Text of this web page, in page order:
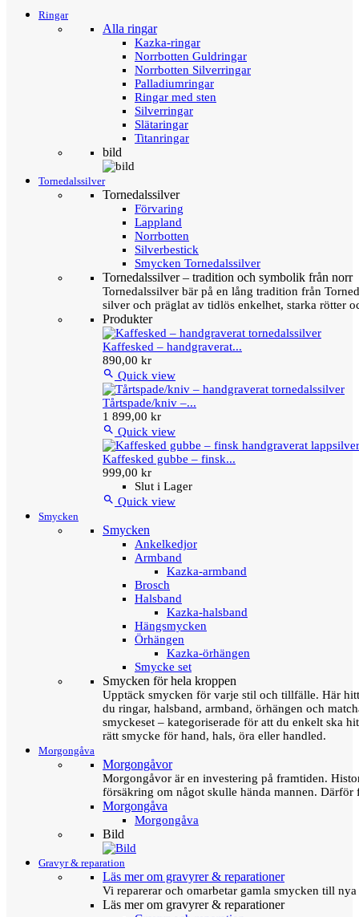
Ringar
Alla ringar
Kazka-ringar
Norrbotten Guldringar
Norrbotten Silverringar
Palladiumringar
Ringar med sten
Silverringar
Slätaringar
Titanringar
bild
Tornedalssilver
Tornedalssilver
Förvaring
Lappland
Norrbotten
Silverbestick
Smycken Tornedalssilver
Tornedalssilver – tradition och symbolik från norr
Tornedalssilver bär på en lång tradition från
silver och präglat av tidlös enkelhet, starka rötter
Produkter
Kaffesked – handgraverat...
890,00 kr
 Quick view
Tårtspade/kniv –...
1 899,00 kr
 Quick view
Kaffesked gubbe – finsk...
999,00 kr
Slut i Lager
 Quick view
Smycken
Smycken
Ankelkedjor
Armband
Kazka-armband
Brosch
Halsband
Kazka-halsband
Hängsmycken
Örhängen
Kazka-örhängen
Smycke set
Smycken för hela kroppen
Upptäck smycken för varje stil och tillfälle. Här
du ringar, halsband, armband, örhängen och
smyckeset – kategoriserade för att du enkelt ska
rätt smycke för hand, hals, öra eller handled.
Morgongåva
Morgongåvor
Morgongåvor är en investering på framtiden.
försäkring om något skulle hända mannen.
Morgongåva
Morgongåva
Bild
Gravyr & reparation
Läs mer om gravyrer & reparationer
Vi reparerar och omarbetar gamla smycken till
Läs mer om gravyrer & reparationer